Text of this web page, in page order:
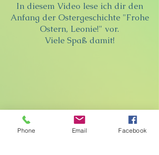
In diesem Video lese ich dir den
Anfang der Ostergeschichte "Frohe
Ostern, Leonie!" vor.
Viele Spaß damit!
Phone Email Facebook